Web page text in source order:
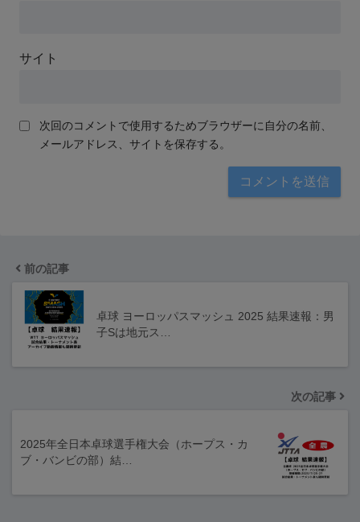
サイト
次回のコメントで使用するためブラウザーに自分の名前、
メールアドレス、サイトを保存する。
前の記事
卓球 ヨーロッパスマッシュ 2025 結果速報：男
子Sは地元ス…
次の記事
2025年全日本卓球選手権大会（ホープス・カ
ブ・バンビの部）結…